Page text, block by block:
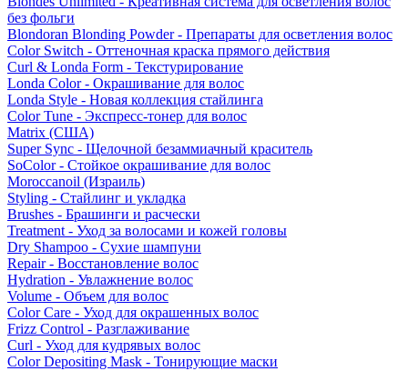
без фольги
Blondoran Blonding Powder - Препараты для осветления волос
Color Switch - Оттеночная краска прямого действия
Curl & Londa Form - Текстурирование
Londa Color - Окрашивание для волос
Londa Style - Новая коллекция стайлинга
Color Tune - Экспресс-тонер для волос
Matrix (США)
Super Sync - Щелочной безаммиачный краситель
SoColor - Стойкое окрашивание для волос
Moroccanoil (Израиль)
Styling - Стайлинг и укладка
Brushes - Брашинги и расчески
Treatment - Уход за волосами и кожей головы
Dry Shampoo - Сухие шампуни
Repair - Восстановление волос
Hydration - Увлажнение волос
Volume - Объем для волос
Color Care - Уход для окрашенных волос
Frizz Control - Разглаживание
Curl - Уход для кудрявых волос
Color Depositing Mask - Тонирующие маски